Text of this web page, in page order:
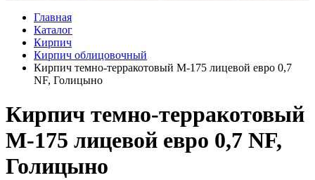
Главная
Каталог
Кирпич
Кирпич облицовочный
Кирпич темно-терракотовый М-175 лицевой евро 0,7
NF, Голицыно
Кирпич темно-терракотовый
М-175 лицевой евро 0,7 NF,
Голицыно